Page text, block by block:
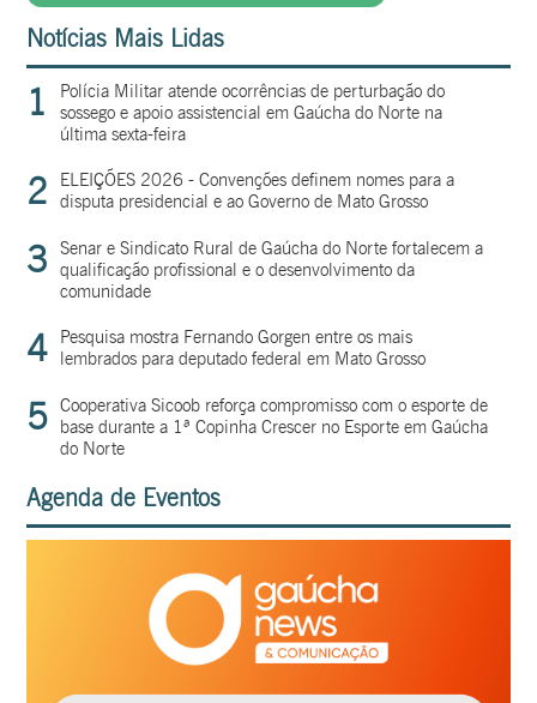
Notícias Mais Lidas
1
Polícia Militar atende ocorrências de perturbação do
sossego e apoio assistencial em Gaúcha do Norte na
última sexta-feira
2
ELEIÇÕES 2026 - Convenções definem nomes para a
disputa presidencial e ao Governo de Mato Grosso
3
Senar e Sindicato Rural de Gaúcha do Norte fortalecem a
qualificação profissional e o desenvolvimento da
comunidade
4
Pesquisa mostra Fernando Gorgen entre os mais
lembrados para deputado federal em Mato Grosso
5 Cooperativa Sicoob reforça compromisso com o esporte de
base durante a 1ª Copinha Crescer no Esporte em Gaúcha
do Norte
Agenda de Eventos